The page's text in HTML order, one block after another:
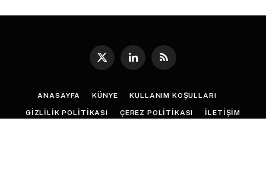
X
LinkedInRSS
ANASAYFA KÜNYE KULLANIM KOŞULLARI
GIZLILIK POLITIKASI ÇEREZ POLITIKASI İLETIŞIM